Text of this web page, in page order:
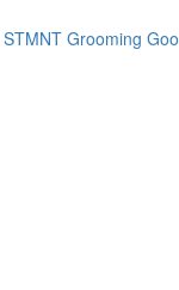
STMNT Grooming